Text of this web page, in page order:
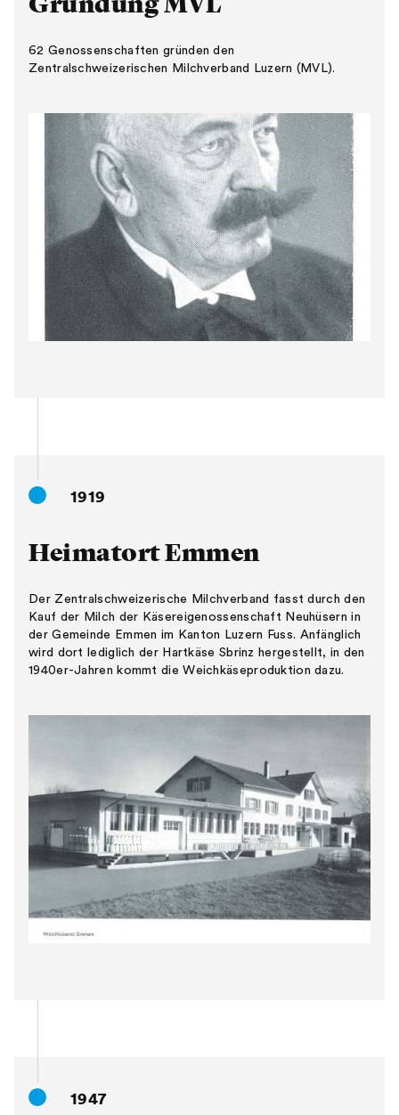
62 Genossenschaften gründen den
Zentralschweizerischen Milchverband Luzern (MVL).
1919
Heimatort Emmen
Der Zentralschweizerische Milchverband fasst durch den
Kauf der Milch der Käsereigenossenschaft Neuhüsern in
der Gemeinde Emmen im Kanton Luzern Fuss. Anfänglich
wird dort lediglich der Hartkäse Sbrinz hergestellt, in den
1940er-Jahren kommt die Weichkäseproduktion dazu.
1947